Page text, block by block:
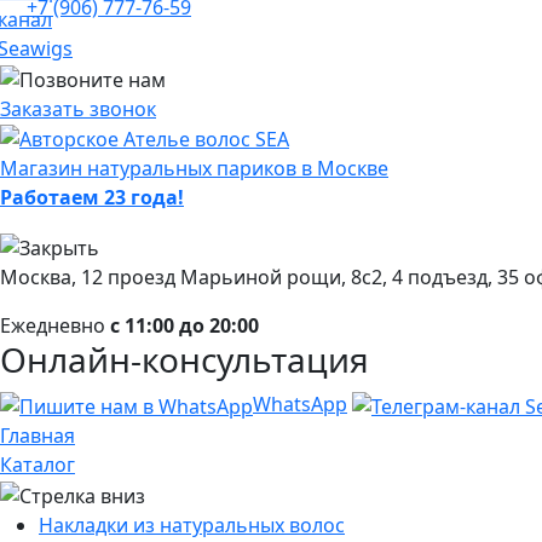
+7 (906) 777-76-59
Заказать звонок
Магазин натуральных париков в Москве
Работаем 23 года!
Москва, 12 проезд Марьиной рощи, 8с2, 4 подъезд, 35
Ежедневно с 11:00 до 20:00
Онлайн-консультация
WhatsApp
Главная
Каталог
Накладки из натуральных волос